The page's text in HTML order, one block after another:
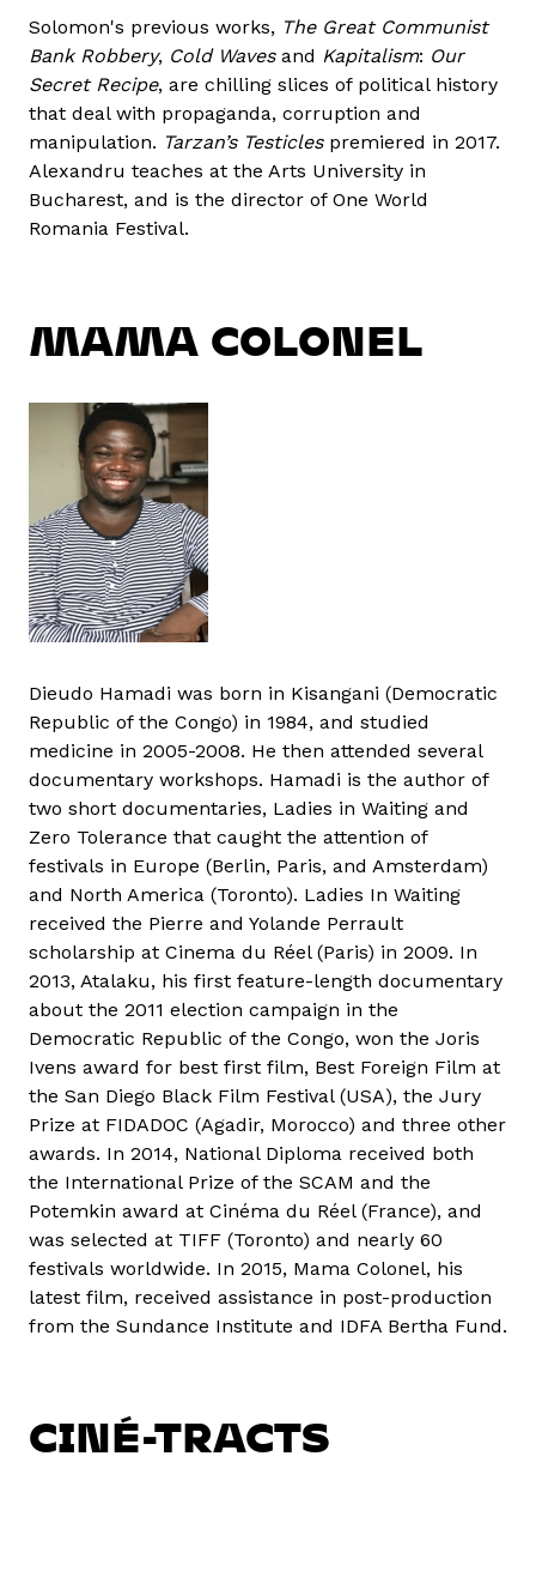
Solomon's previous works, The Great Communist
Bank Robbery, Cold Wavesand Kapitalism: Our
Secret Recipe, are chilling slices of political history
that deal with propaganda, corruption and
manipulation. Tarzan’s Testiclespremiered in 2017.
Alexandru teaches at the Arts University in
Bucharest, and is the director of One World
Romania Festival.
MAMA COLONEL
Dieudo Hamadi was born in Kisangani (Democratic
Republic of the Congo) in 1984, and studied
medicine in 2005-2008. He then attended several
documentary workshops. Hamadi is the author of
two short documentaries, Ladies in Waiting and
Zero Tolerance that caught the attention of
festivals in Europe (Berlin, Paris, and Amsterdam)
and North America (Toronto). Ladies In Waiting
received the Pierre and Yolande Perrault
scholarship at Cinema du Réel (Paris) in 2009. In
2013, Atalaku, his first feature-length documentary
about the 2011 election campaign in the
Democratic Republic of the Congo, won the Joris
Ivens award for best first film, Best Foreign Film at
the San Diego Black Film Festival (USA), the Jury
Prize at FIDADOC (Agadir, Morocco) and three other
awards. In 2014, National Diploma received both
the International Prize of the SCAM and the
Potemkin award at Cinéma du Réel (France), and
was selected at TIFF (Toronto) and nearly 60
festivals worldwide. In 2015, Mama Colonel, his
latest film, received assistance in post-production
from the Sundance Institute and IDFA Bertha Fund.
CINÉ-TRACTS